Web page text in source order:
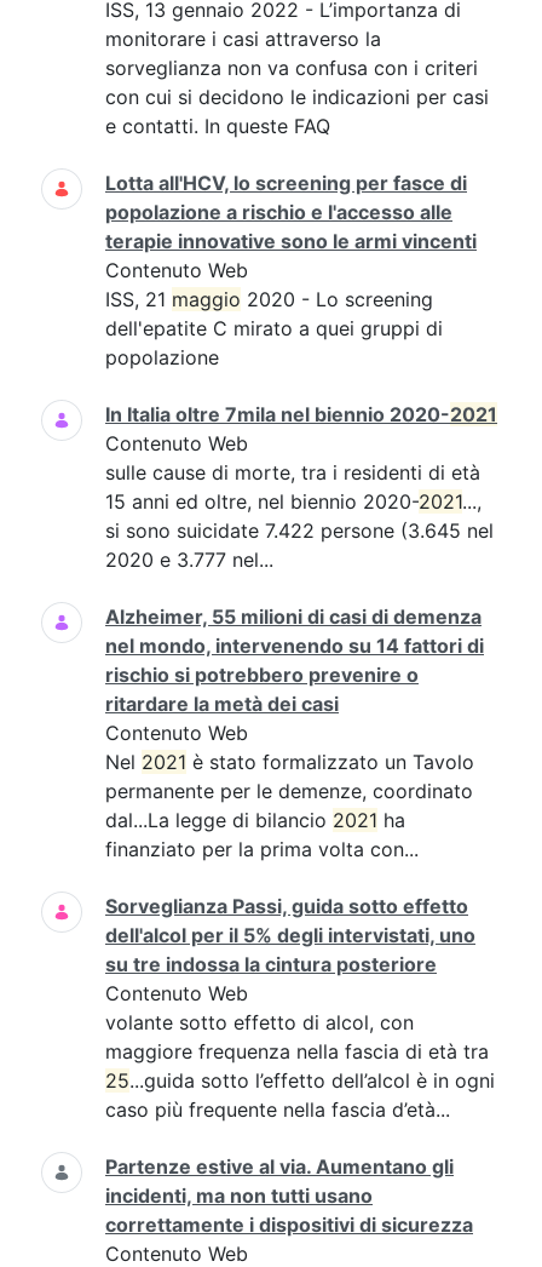
ISS, 13 gennaio 2022 - L’importanza di
monitorare i casi attraverso la
sorveglianza non va confusa con i criteri
con cui si decidono le indicazioni per casi
e contatti. In queste FAQ
Lotta all'HCV, lo screening per fasce di
popolazione a rischio e l'accesso alle
terapie innovative sono le armi vincenti
Contenuto Web
ISS, 21 maggio 2020 - Lo screening
dell'epatite C mirato a quei gruppi di
popolazione
In Italia oltre 7mila nel biennio 2020-2021
Contenuto Web
sulle cause di morte, tra i residenti di età
15 anni ed oltre, nel biennio 2020-2021...,
si sono suicidate 7.422 persone (3.645 nel
2020 e 3.777 nel...
Alzheimer, 55 milioni di casi di demenza
nel mondo, intervenendo su 14 fattori di
rischio si potrebbero prevenire o
ritardare la metà dei casi
Contenuto Web
Nel 2021 è stato formalizzato un Tavolo
permanente per le demenze, coordinato
dal...La legge di bilancio 2021 ha
finanziato per la prima volta con...
Sorveglianza Passi, guida sotto effetto
dell'alcol per il 5% degli intervistati, uno
su tre indossa la cintura posteriore
Contenuto Web
volante sotto effetto di alcol, con
maggiore frequenza nella fascia di età tra
25...guida sotto l’effetto dell’alcol è in ogni
caso più frequente nella fascia d’età...
Partenze estive al via. Aumentano gli
incidenti, ma non tutti usano
correttamente i dispositivi di sicurezza
Contenuto Web